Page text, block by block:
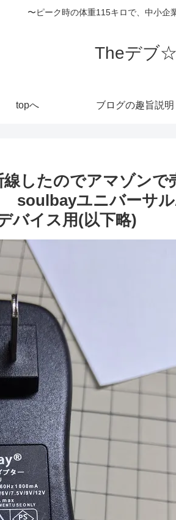
〜ピーク時の体重115キロで、中小企
Theデブ
topへ ブログの趣旨説明
したのでアマゾンで
soulbayユニバーサ
バイス用(以下略)